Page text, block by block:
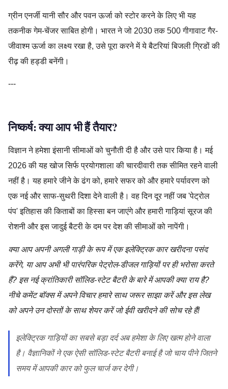
ग्रीन एनर्जी यानी सौर और पवन ऊर्जा को स्टोर करने के लिए भी यह
तकनीक गेम-चेंजर साबित होगी। भारत ने जो 2030 तक 500 गीगावाट गैर-
जीवाश्म ऊर्जा का लक्ष्य रखा है, उसे पूरा करने में ये बैटरियां बिजली ग्रिडों की
रीढ़ की हड्डी बनेंगी।
---
निष्कर्ष: क्या आप भी हैं तैयार?
विज्ञान ने हमेशा इंसानी सीमाओं को चुनौती दी है और उसे पार किया है। मई
2026 की यह खोज सिर्फ प्रयोगशाला की चारदीवारी तक सीमित रहने वाली
नहीं है। यह हमारे जीने के ढंग को, हमारे सफर को और हमारे पर्यावरण को
एक नई और साफ-सुथरी दिशा देने वाली है। वह दिन दूर नहीं जब 'पेट्रोल
पंप' इतिहास की किताबों का हिस्सा बन जाएंगे और हमारी गाड़ियां सूरज की
रोशनी और इस जादुई बैटरी के दम पर देश की सीमाओं को नापेंगी।
क्या आप अपनी अगली गाड़ी के रूप में एक इलेक्ट्रिक कार खरीदना पसंद
करेंगे, या आप अभी भी पारंपरिक पेट्रोल-डीजल गाड़ियों पर ही भरोसा करते
हैं? इस नई क्रांतिकारी सॉलिड-स्टेट बैटरी के बारे में आपकी क्या राय है?
नीचे कमेंट बॉक्स में अपने विचार हमारे साथ जरूर साझा करें और इस लेख
को अपने उन दोस्तों के साथ शेयर करें जो ईवी खरीदने की सोच रहे हैं!
इलेक्ट्रिक गाड़ियों का सबसे बड़ा दर्द अब हमेशा के लिए खत्म होने वाला
है। वैज्ञानिकों ने एक ऐसी सॉलिड-स्टेट बैटरी बनाई है जो चाय पीने जितने
समय में आपकी कार को फुल चार्ज कर देगी।